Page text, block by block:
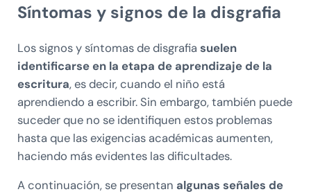
Síntomas y signos de la disgrafia
Los signos y síntomas de disgrafia suelen
identificarse en la etapa de aprendizaje de la
escritura, es decir, cuando el niño está
aprendiendo a escribir. Sin embargo, también puede
suceder que no se identifiquen estos problemas
hasta que las exigencias académicas aumenten,
haciendo más evidentes las dificultades.
A continuación, se presentan algunas señales de